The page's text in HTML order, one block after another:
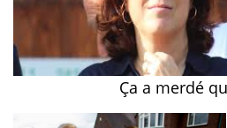
Ça a merdé